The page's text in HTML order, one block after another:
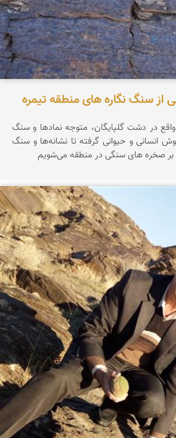
از سنگ نگاره های منطقه تیمره
واقع در دشت گلپایگان، متوجه نماد‌ها و سنگ
انسانی و حیوانی گرفته تا نشانه‌ها و سنگ
صخره های سنگی در منطقه می‌شویم